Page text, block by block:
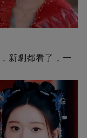
新劇都看了，一